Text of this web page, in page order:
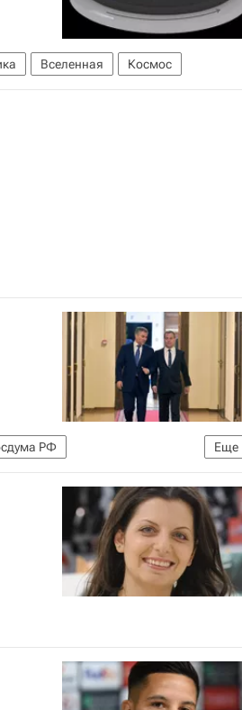
Вселенная Космос
Еще
РФ